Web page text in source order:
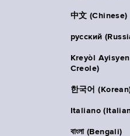
中文 (Chinese)
русский
Kreyòl
Creole)
한국어
Italiano
বাংলা (Bengali)